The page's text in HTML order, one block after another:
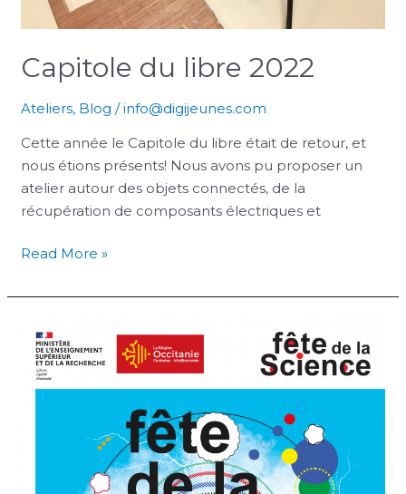
Capitole du libre 2022
Ateliers, Blog /info@digijeunes.com
Cette année le Capitole du libre était de retour, et
nous étions présents! Nous avons pu proposer un
atelier autour des objets connectés, de la
récupération de composants électriques et
Read More »
Ateliers
Fête
de